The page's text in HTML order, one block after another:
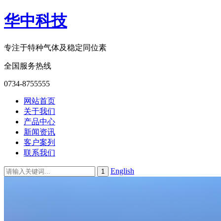
华中科技
专注于特种气体及稳定同位素
全国服务热线
0734-8755555
网站首页
关于我们
产品中心
新闻资讯
客户案列
联系我们
English